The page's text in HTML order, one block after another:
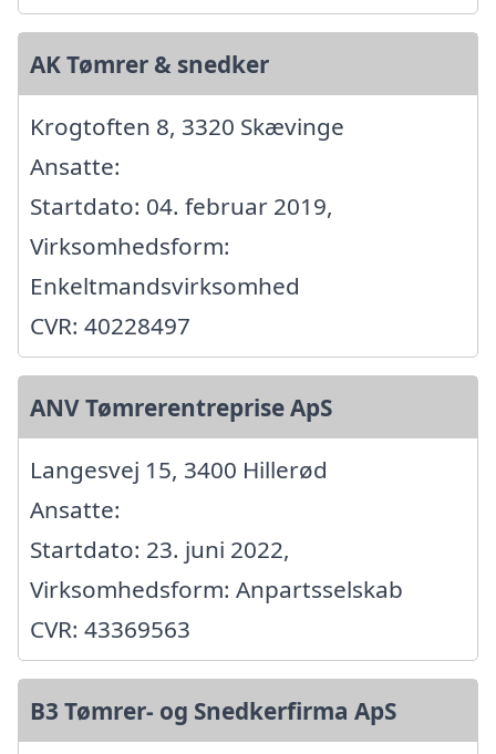
AK Tømrer & snedker
Krogtoften 8, 3320 Skævinge
Ansatte:
Startdato: 04. februar 2019,
Virksomhedsform:
Enkeltmandsvirksomhed
CVR: 40228497
ANV Tømrerentreprise ApS
Langesvej 15, 3400 Hillerød
Ansatte:
Startdato: 23. juni 2022,
Virksomhedsform: Anpartsselskab
CVR: 43369563
B3 Tømrer- og Snedkerfirma ApS